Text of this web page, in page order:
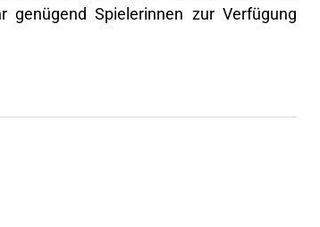
Spielerinnen zur Verfügung